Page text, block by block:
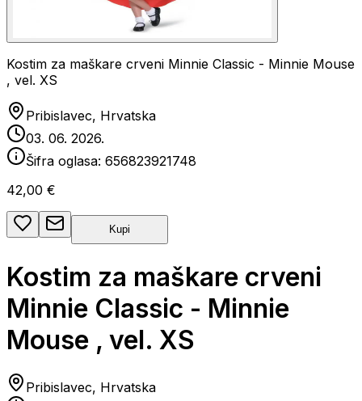
Kostim za maškare crveni Minnie Classic - Minnie Mouse
, vel. XS
Pribislavec, Hrvatska
03. 06. 2026.
Šifra oglasa: 656823921748
42,00 €
Kupi
Kostim za maškare crveni
Minnie Classic - Minnie
Mouse , vel. XS
Pribislavec, Hrvatska